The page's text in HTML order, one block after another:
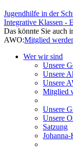
Jugendhilfe in der
Integrative Klassen -
Das könnte Sie auch
AWO:Mitglied
Wer wir sind
Unsere
Unsere
Unsere
Mitglied
Unsere
Unsere
Satzung